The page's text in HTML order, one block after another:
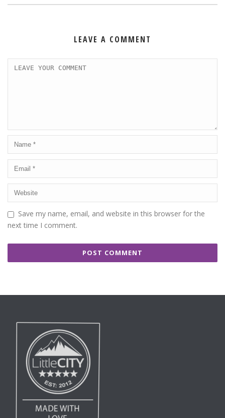
LEAVE A COMMENT
Save my name, email, and website in this browser for the
next time I comment.